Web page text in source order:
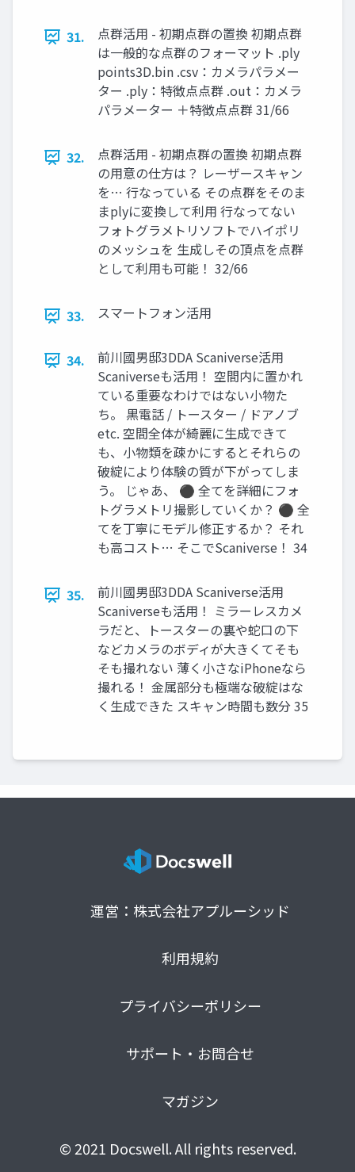
31.
点群活用 - 初期点群の置換 初期点群
は一般的な点群のフォーマット .ply
points3D.bin .csv：カメラパラメー
ター .ply：特徴点点群 .out：カメラ
パラメーター ＋特徴点点群 31/66
32.
点群活用 - 初期点群の置換 初期点群
の用意の仕方は？ レーザースキャン
を… 行なっている その点群をそのま
まplyに変換して利用 行なってない
フォトグラメトリソフトでハイポリ
のメッシュを 生成しその頂点を点群
として利用も可能！ 32/66
33. スマートフォン活用
34.
前川國男邸3DDA Scaniverse活用
Scaniverseも活用！ 空間内に置かれ
ている重要なわけではない小物た
ち。 黒電話 / トースター / ドアノブ
etc. 空間全体が綺麗に生成できて
も、小物類を疎かにするとそれらの
破綻により体験の質が下がってしま
う。 じゃあ、 ⚫ 全てを詳細にフォ
トグラメトリ撮影していくか？ ⚫ 全
てを丁寧にモデル修正するか？ それ
も高コスト… そこでScaniverse！ 34
35.
前川國男邸3DDA Scaniverse活用
Scaniverseも活用！ ミラーレスカメ
ラだと、トースターの裏や蛇口の下
などカメラのボディが大きくてそも
そも撮れない 薄く小さなiPhoneなら
撮れる！ 金属部分も極端な破綻はな
く生成できた スキャン時間も数分 35
運営：株式会社アプルーシッド
利用規約
プライバシーポリシー
サポート・お問合せ
マガジン
© 2021 Docswell. All rights reserved.